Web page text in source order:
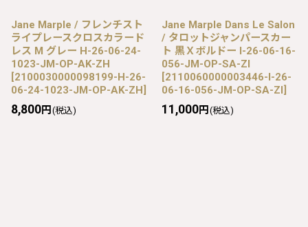
Jane Marple / フレンチスト
ライプレースクロスカラード
レス M グレー H-26-06-24-
1023-JM-OP-AK-ZH
[2100030000098199-H-26-
06-24-1023-JM-OP-AK-ZH]
8,800円 (税込)
Jane Marple Dans Le Salon
/ タロットジャンパースカー
ト 黒Ｘボルドー I-26-06-16-
056-JM-OP-SA-ZI
[2110060000003446-I-26-
06-16-056-JM-OP-SA-ZI]
11,000円 (税込)